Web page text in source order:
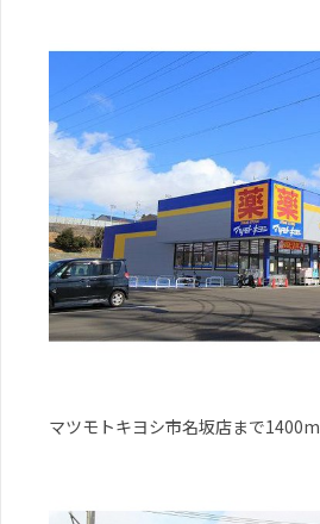
マツモトキヨシ市名坂店まで1400m